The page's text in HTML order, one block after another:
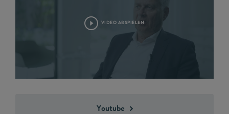
VIDEO ABSPIELEN
©
Youtube